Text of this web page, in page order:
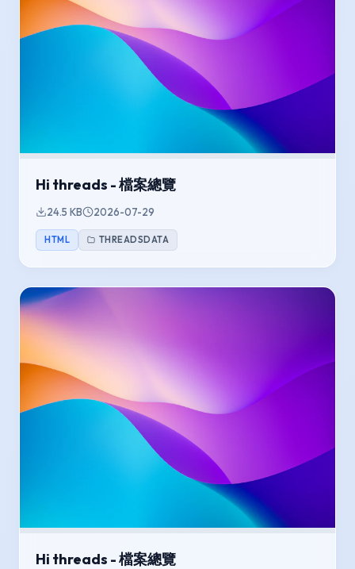
Hi threads - 檔案總覽
24.5 KB 2026-07-29
HTML THREADSDATA
Hi threads - 檔案總覽